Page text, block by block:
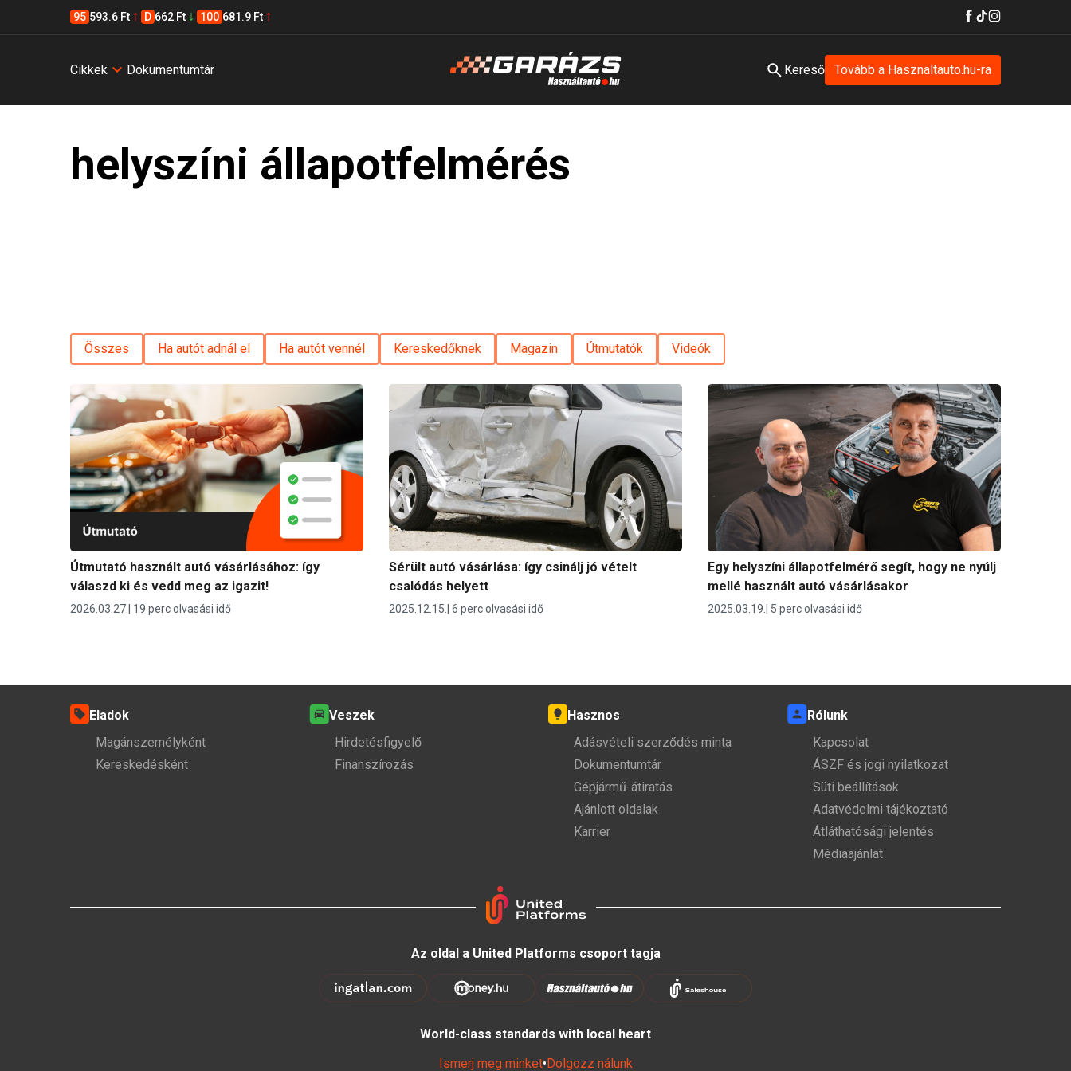
95 593.6 Ft D 662 Ft 100 681.9 Ft
Cikkek Dokumentumtár Kereső Tovább a Hasznaltauto.hu-ra
helyszíni állapotfelmérés
Összes Ha autót adnál el Ha autót vennél Kereskedőknek Magazin Útmutatók Videók
Útmutató használt autó vásárlásához: így
válaszd ki és vedd meg az igazit!
2026.03.27. 19 perc olvasási idő
Sérült autó vásárlása: így csinálj jó vételt
csalódás helyett
2025.12.15. 6 perc olvasási idő
Egy helyszíni állapotfelmérő segít, hogy ne nyúlj
mellé használt autó vásárlásakor
2025.03.19. 5 perc olvasási idő
Eladok
Magánszemélyként
Kereskedésként
Veszek
Hirdetésfigyelő
Finanszírozás
Hasznos
Adásvételi szerződés minta
Dokumentumtár
Gépjármű-átiratás
Ajánlott oldalak
Karrier
Rólunk
Kapcsolat
ÁSZF és jogi nyilatkozat
Süti beállítások
Adatvédelmi tájékoztató
Átláthatósági jelentés
Médiaajánlat
Az oldal a United Platforms csoport tagja
World-class standards with local heart
Ismerj meg minket• Dolgozz nálunk